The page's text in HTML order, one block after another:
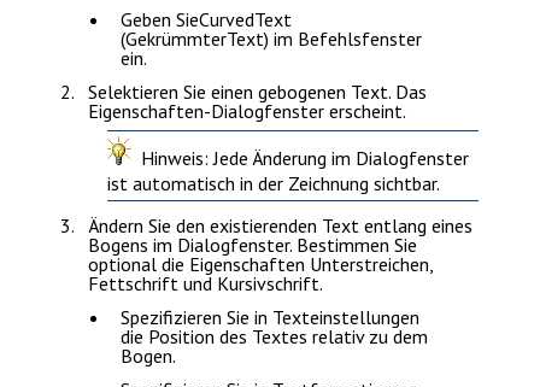
Geben SieCurvedText
(GekrümmterText) im Befehlsfenster
ein.
Selektieren Sie einen gebogenen Text. Das
Eigenschaften-Dialogfenster erscheint.
Hinweis: Jede Änderung im Dialogfenster
ist automatisch in der Zeichnung sichtbar.
Ändern Sie den existierenden Text entlang eines
Bogens im Dialogfenster. Bestimmen Sie
optional die Eigenschaften Unterstreichen,
Fettschrift und Kursivschrift.
Spezifizieren Sie in Texteinstellungen
die Position des Textes relativ zu dem
Bogen.